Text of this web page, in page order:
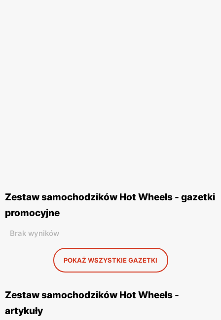
Zestaw samochodzików Hot Wheels - gazetki
promocyjne
Brak wyników
POKAŻ WSZYSTKIE GAZETKI
Zestaw samochodzików Hot Wheels -
artykuły